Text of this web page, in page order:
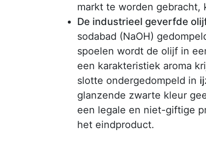
markt te worden gebracht,
De industrieel geverfde
sodabad (NaOH)
spoelen wordt de olijf in
een karakteristiek aroma
slotte ondergedompeld in
glanzende zwarte kleur
een legale en niet-giftige
het eindproduct.